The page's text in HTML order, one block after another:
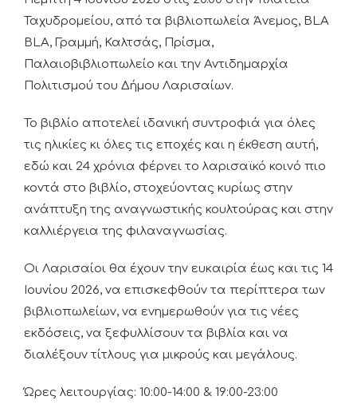
Ταχυδρομείου, από τα βιβλιοπωλεία Άνεμος, BLA
BLA, Γραμμή, Καλτσάς, Πρίσμα,
Παλαιοβιβλιοπωλείο και την Αντιδημαρχία
Πολιτισμού του Δήμου Λαρισαίων.
Το βιβλίο αποτελεί ιδανική συντροφιά για όλες
τις ηλικίες κι όλες τις εποχές και η έκθεση αυτή,
εδώ και 24 χρόνια φέρνει το λαρισαϊκό κοινό πιο
κοντά στο βιβλίο, στοχεύοντας κυρίως στην
ανάπτυξη της αναγνωστικής κουλτούρας και στην
καλλιέργεια της φιλαναγνωσίας.
Οι Λαρισαίοι θα έχουν την ευκαιρία έως και τις 14
Ιουνίου 2026, να επισκεφθούν τα περίπτερα των
βιβλιοπωλείων, να ενημερωθούν για τις νέες
εκδόσεις, να ξεφυλλίσουν τα βιβλία και να
διαλέξουν τίτλους για μικρούς και μεγάλους.
Ώρες λειτουργίας: 10:00-14:00 & 19:00-23:00